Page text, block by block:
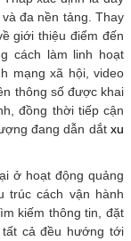
đa nền tảng. Thay
giới thiệu điểm đến
cách làm linh hoạt
mạng xã hội, video
thông số được khai
đồng thời tiếp cận
đang dẫn dắt xu
ở hoạt động quảng
trúc cách vận hành
kiếm thông tin, đặt
cả đều hướng tới